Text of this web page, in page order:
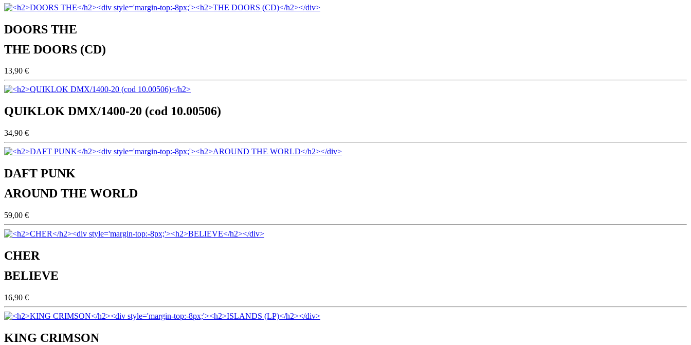
DOORS THE
THE DOORS (CD)
13,90 €
QUIKLOK DMX/1400-20 (cod 10.00506)
34,90 €
DAFT PUNK
AROUND THE WORLD
59,00 €
CHER
BELIEVE
16,90 €
KING CRIMSON